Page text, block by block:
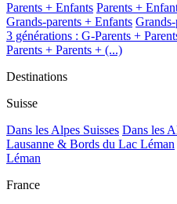
Parents + Enfants Parents +
Grands-parents + Enfants
3 générations : G-Parents +
Parents + Parents + (...)
Destinations
Suisse
Dans les Alpes Suisses Dans les
Lausanne & Bords du Lac Léman
Léman
France